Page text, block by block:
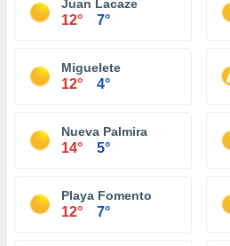
Juan Lacaze
12° 7°
Miguelete
12° 4°
Nueva Palmira
14° 5°
Playa Fomento
12° 7°